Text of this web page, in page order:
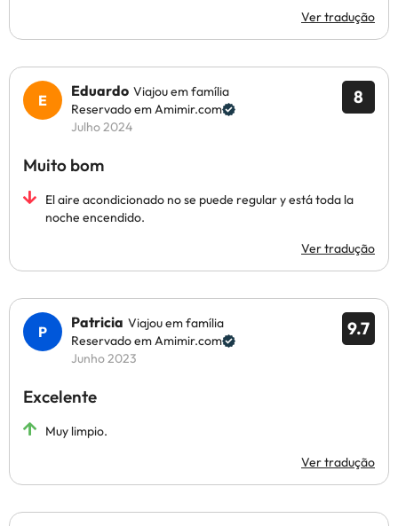
Ver tradução
8
Eduardo Viajou em família
Reservado em Amimir.com
Julho 2024
Muito bom
El aire acondicionado no se puede regular y está toda la
noche encendido.
Ver tradução
9.7
Patricia Viajou em família
Reservado em Amimir.com
Junho 2023
Excelente
Muy limpio.
Ver tradução